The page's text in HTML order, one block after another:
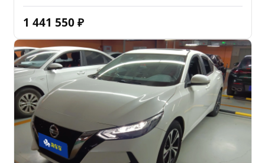
1 441 550 ₽